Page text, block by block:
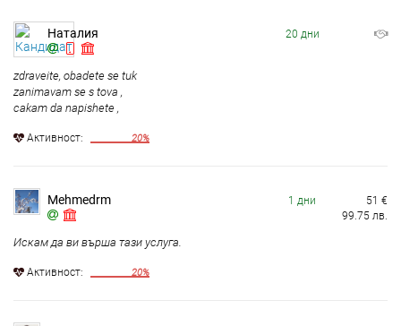
Наталия
zdraveite, obadete se tuk
zanimavam se s tova ,
cakam da napishete ,
Aктивност: 20%
20 дни
Mehmedrm
Искам да ви върша тази услуга.
Aктивност: 20%
1 дни 51 €
99.75 лв.